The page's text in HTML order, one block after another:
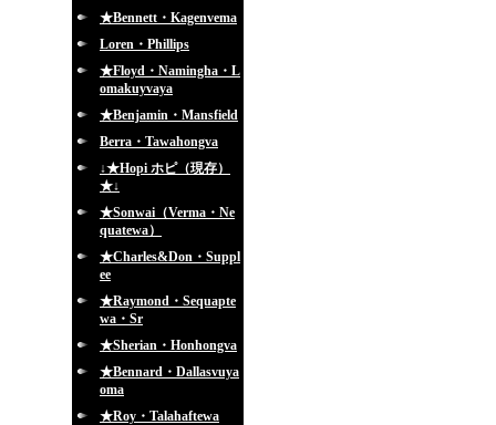
★Bennett・Kagenvema
Loren・Phillips
★Floyd・Namingha・L
omakuyvaya
★Benjamin・Mansfield
Berra・Tawahongva
↓★Hopi ホピ（現存）
★↓
★Sonwai（Verma・Ne
quatewa）
★Charles&Don・Suppl
ee
★Raymond・Sequapte
wa・Sr
★Sherian・Honhongva
★Bennard・Dallasvuya
oma
★Roy・Talahaftewa